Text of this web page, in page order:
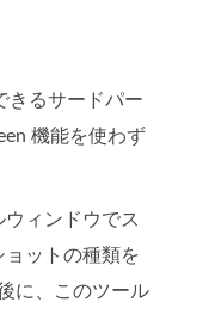
きるサードパー
機能を使わず
ィンドウでス
ットの種類を
に、このツール